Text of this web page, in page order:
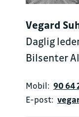
Vegard
Daglig
Bilsenter
Mobil: 90 64
E-post: